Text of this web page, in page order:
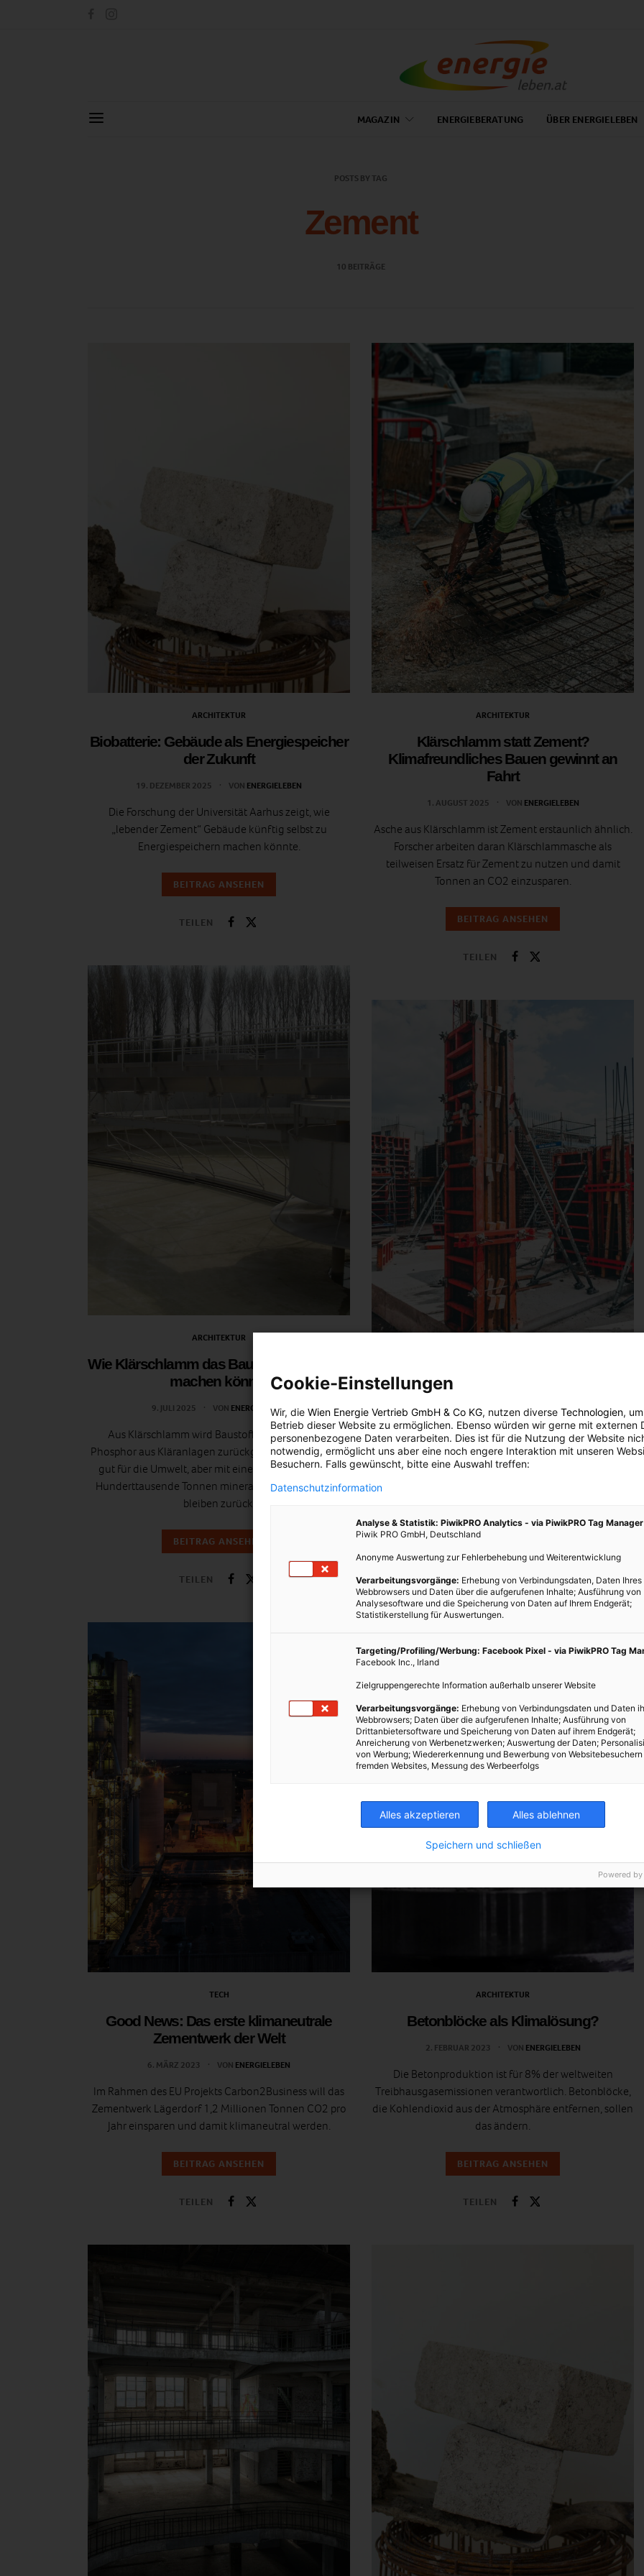
MAGAZIN ENERGIEBERATUNG ÜBER ENERGIELEBEN
POSTS BY TAG
Zement
10 BEITRÄGE
ARCHITEKTUR
Biobatterie: Gebäude als Energiespeicher
der Zukunft
19. DEZEMBER 2025 VON ENERGIELEBEN
Die Forschung der Universität Aarhus zeigt, wie
„lebender Zement“ Gebäude künftig selbst zu
Energiespeichern machen könnte.
BEITRAG ANSEHEN
TEILEN
ARCHITEKTUR
Wie Klärschlamm das Bauen nachhaltiger
machen könnte
9. JULI 2025 VON ENERGIELEBEN
Aus Klärschlamm wird Baustoff? Ab 2029 muss
Phosphor aus Kläranlagen zurückgewonnen werden –
gut für die Umwelt, aber mit einem neuen Problem:
Hunderttausende Tonnen mineralischer Rückstände
bleiben zurück.
BEITRAG ANSEHEN
TEILEN
TECH
Good News: Das erste klimaneutrale
Zementwerk der Welt
6. MÄRZ 2023 VON ENERGIELEBEN
Im Rahmen des EU Projekts Carbon2Business will das
Zementwerk Lägerdorf 1,2 Millionen Tonnen CO2 pro
Jahr einsparen und damit klimaneutral werden.
BEITRAG ANSEHEN
TEILEN
ARCHITEKTUR
Klärschlamm statt Zement?
Klimafreundliches Bauen gewinnt an
Fahrt
1. AUGUST 2025 VON ENERGIELEBEN
Asche aus Klärschlamm ist Zement erstaunlich ähnlich.
Forscher arbeiten daran Klärschlammasche als
teilweisen Ersatz für Zement zu nutzen und damit
Tonnen an CO2 einzusparen.
BEITRAG ANSEHEN
TEILEN
Bton – Beton ohne Emissionen
18. JUNI 2024 VONENERGIELEBEN
Die Betonproduktion ist für 8% der weltweiten
Treibhausgasemissionen verantwortlich. Mit einer
patentierten Hybridmischtechnologie kann der CO2-
BEITRAG ANSEHEN
TEILEN
ARCHITEKTUR
Betonblöcke als Klimalösung?
2. FEBRUAR 2023 VON ENERGIELEBEN
Die Betonproduktion ist für 8% der weltweiten
Treibhausgasemissionen verantwortlich. Betonblöcke,
die Kohlendioxid aus der Atmosphäre entfernen, sollen
das ändern.
BEITRAG ANSEHEN
TEILEN
Cookie-Einstellungen
Wir, die Wien Energie Vertrieb GmbH & Co KG, nutzen diverse Technologien,
Betrieb dieser Website zu ermöglichen. Ebenso würden wir gerne mit externen
personenbezogene Daten verarbeiten. Dies ist für die Nutzung der Website
notwendig, ermöglicht uns aber eine noch engere Interaktion mit unseren
Besuchern. Falls gewünscht, bitte eine Auswahl treffen:
Datenschutzinformation
Analyse & Statistik: PiwikPRO Analytics - via PiwikPRO Tag Manager
Piwik PRO GmbH, Deutschland
Anonyme Auswertung zur Fehlerbehebung und Weiterentwicklung
Verarbeitungsvorgänge: Erhebung von Verbindungsdaten, Daten Ihres
Webbrowsers und Daten über die aufgerufenen Inhalte; Ausführung von
Analysesoftware und die Speicherung von Daten auf Ihrem Endgerät;
Statistikerstellung für Auswertungen.
Targeting/Profiling/Werbung: Facebook Pixel - via PiwikPRO Tag
Facebook Inc., Irland
Zielgruppengerechte Information außerhalb unserer Website
Verarbeitungsvorgänge: Erhebung von Verbindungsdaten und Daten
Webbrowsers; Daten über die aufgerufenen Inhalte; Ausführung von
Drittanbietersoftware und Speicherung von Daten auf ihrem Endgerät;
Anreicherung von Werbenetzwerken; Auswertung der Daten;
von Werbung; Wiedererkennung und Bewerbung von
fremden Websites, Messung des Werbeerfolgs
Alles akzeptieren Alles ablehnen
Speichern und schließen
Powered by